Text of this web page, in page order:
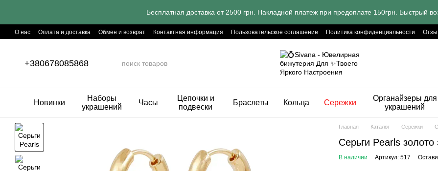
Бесплатная доставка от 2500 грн. Накладной платеж при предоплате 150грн. Быстрый
О нас Оплата и доставка Обмен и возврат Контактная информация Пользовательское соглашение Политика конфиденциальности
+380678085868
Новинки
Наборы
украшений
Часы
Цепочки и
подвески
Браслеты Кольца Сережки
Органайзеры для
украшений
Главная Каталог Сережки
Серьги Pearls золото
В наличии Артикул: 517